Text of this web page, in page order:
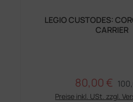
LEGIO CUSTODES:
CARRIER
Verkaufspreis:
80,00 €
Preise inkl. USt. zzgl.